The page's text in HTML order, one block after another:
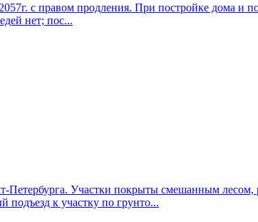
с правом продления. При постройке дома и
нет; пос...
Петербурга. Участки покрыты смешанным лесом,
подъезд к участку по грунто...